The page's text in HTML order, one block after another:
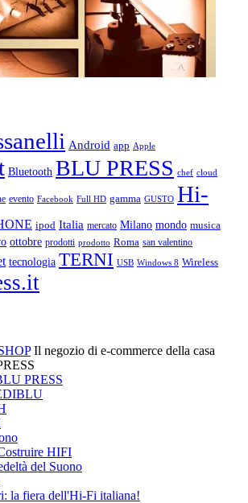
Android app Apple
Bluetooth BLU PRESS chef cloud
evento Facebook Full HD gamma GUSTO Hi-
ipod Italia mercato Milano mondo musica
ottobre prodotti prodotto Roma san valentino
tecnologia TERNI USB Windows 8 Wireless
Il negozio di e-commerce della casa
PRESS
HIFI
del Suono
la fiera dell'Hi-Fi italiana!